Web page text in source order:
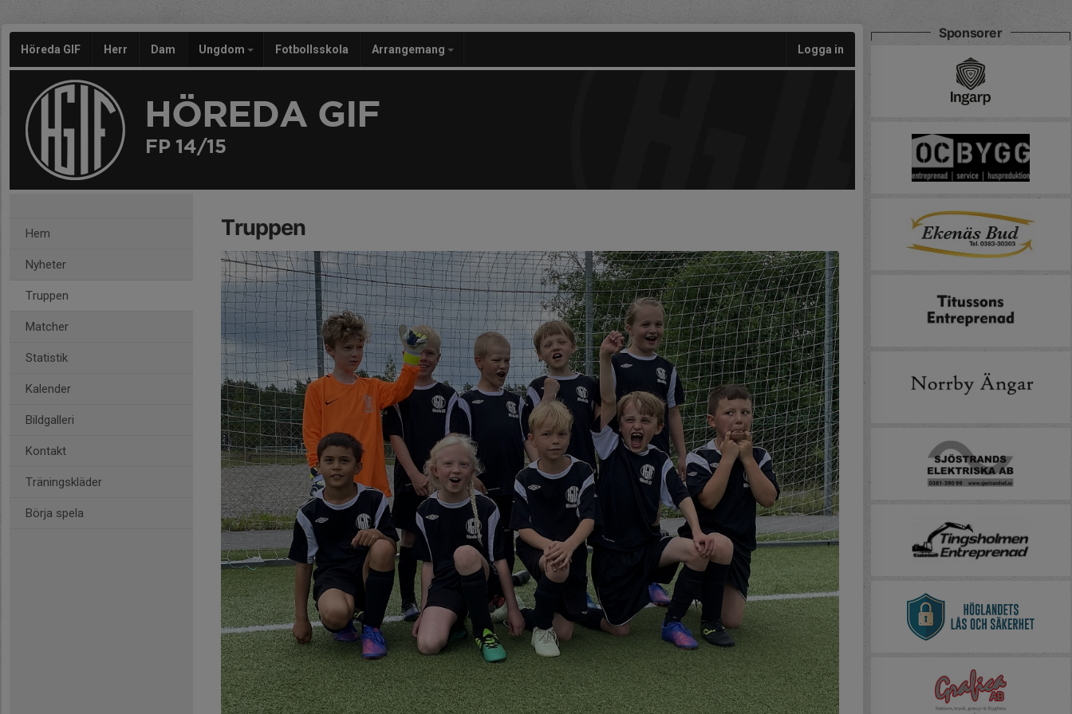
Höreda GIF Herr Dam Ungdom Fotbollsskola Arrangemang Logga in
HÖREDA GIF
FP 14/15
Hem
Nyheter
Truppen
Matcher
Statistik
Kalender
Bildgalleri
Kontakt
Träningskläder
Börja spela
Truppen
Sponsorer